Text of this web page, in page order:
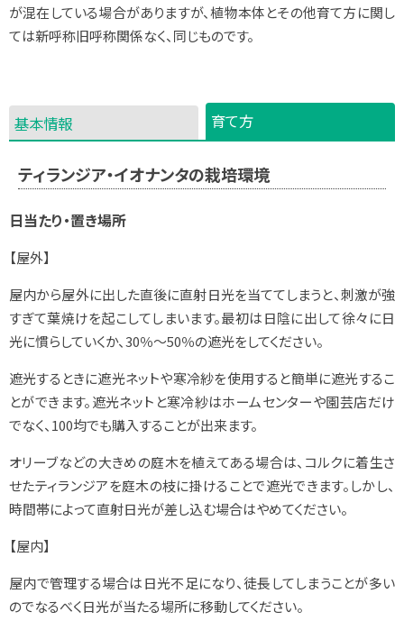
が混在している場合がありますが、植物本体とその他育て方に関し
ては新呼称旧呼称関係なく、同じものです。
基本情報 育て方
ティランジア・イオナンタの栽培環境
日当たり・置き場所
【屋外】
屋内から屋外に出した直後に直射日光を当ててしまうと、刺激が強
すぎて葉焼けを起こしてしまいます。最初は日陰に出して徐々に日
光に慣らしていくか、30％～50％の遮光をしてください。
遮光するときに遮光ネットや寒冷紗を使用すると簡単に遮光するこ
とができます。遮光ネットと寒冷紗はホームセンターや園芸店だけ
でなく、100均でも購入することが出来ます。
オリーブなどの大きめの庭木を植えてある場合は、コルクに着生さ
せたティランジアを庭木の枝に掛けることで遮光できます。しかし、
時間帯によって直射日光が差し込む場合はやめてください。
【屋内】
屋内で管理する場合は日光不足になり、徒長してしまうことが多い
のでなるべく日光が当たる場所に移動してください。